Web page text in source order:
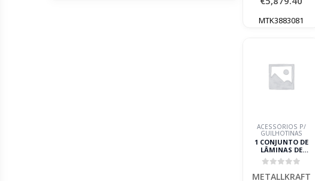
MTK3883081
ACESSÓRIOS P/
GUILHOTINAS
1 CONJUNTO DE
LÂMINAS DE
REPOSIÇÃO HTBS-T
4100-130
METALLKRAFT
METALLKRAFT